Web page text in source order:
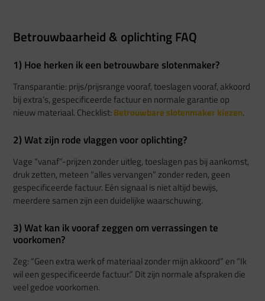
Betrouwbaarheid & oplichting FAQ
1) Hoe herken ik een betrouwbare slotenmaker?
Transparantie: prijs/prijsrange vooraf, toeslagen vooraf, akkoord
bij extra’s, gespecificeerde factuur en normale garantie op
nieuw materiaal. Checklist: Betrouwbare slotenmaker kiezen.
2) Wat zijn rode vlaggen voor oplichting?
Vage “vanaf”-prijzen zonder uitleg, toeslagen pas bij aankomst,
druk zetten, meteen “alles vervangen” zonder reden, geen
gespecificeerde factuur. Eén signaal is niet altijd bewijs,
meerdere samen zijn een duidelijke waarschuwing.
3) Wat kan ik vooraf zeggen om verrassingen te
voorkomen?
Zeg: “Geen extra werk of materiaal zonder mijn akkoord” en “Ik
wil een gespecificeerde factuur.” Dit zijn normale afspraken die
veel gedoe voorkomen.